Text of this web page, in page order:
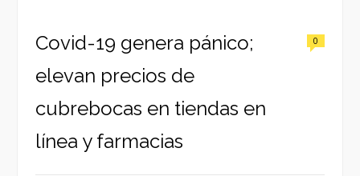
Covid-19 genera pánico;
elevan precios de
cubrebocas en tiendas en
línea y farmacias
0